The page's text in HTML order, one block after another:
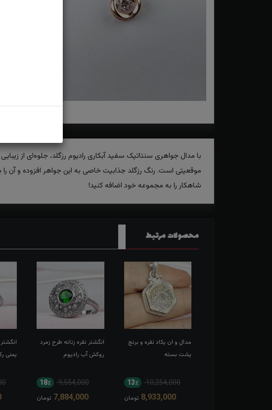
با مدال جواهری سنتاتیک سفید آبکاری رادیوم رزگلد، جلوه‌ای از
موقعیتی است. رنگ رزگلد جذابیت خاصی به این جواهر افزوده و آن
شاهکار را به مجموعه خود اضافه کنید!
محصولات مرتبط
مدال و ان یکاد نقره و برنج
پشت بسته
10,254,000 13٪
8,933,000 تومان
انگشتر نقره زنانه طرح زمرد
روکش آب رادیوم
9,554,000 18٪
7,884,000 تومان
یمنی